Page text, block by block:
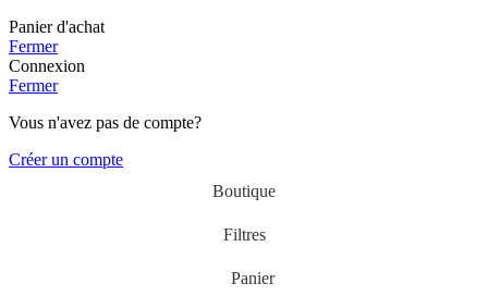
Panier d'achat
Fermer
Connexion
Fermer
Vous n'avez pas de compte?
Créer un compte
Boutique
Filtres
Panier